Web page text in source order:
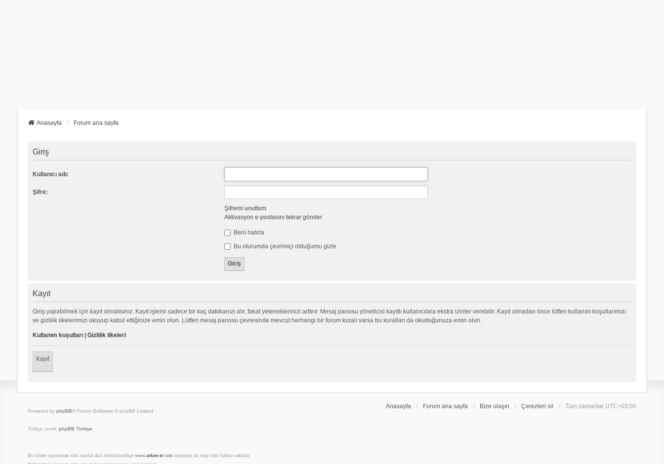
Anasayfa Forum ana sayfa
Giriş
Kullanıcı adı:
Şifre:
Şifremi unuttum
Aktivasyon e-postasını tekrar gönder
Beni hatırla
Bu oturumda çevrimiçi olduğumu gizle
Kayıt
Giriş yapabilmek için kayıt olmalısınız. Kayıt işlemi sadece bir kaç dakikanızı alır, fakat yeteneklerinizi arttırır. Mesaj panosu yöneticisi kayıtlı kullanıcılara ekstra izinler verebilir. Kayıt olmadan önce lütfen kullanım koşullarımızı
ve gizlilik ilkelerimizi okuyup kabul ettiğinize emin olun. Lütfen mesaj panosu çevresinde mevcut herhangi bir forum kuralı varsa bu kuralları da okuduğunuza emin olun.
Kullanım koşulları| Gizlilik ilkeleri
Kayıt
Anasayfa Forum ana sayfa Bize ulaşın Çerezleri sil Tüm zamanlar UTC+03:00
Powered by phpBB® Forum Software © phpBB Limited
Türkçe çeviri: phpBB Türkiye
Bu sitede yayınlanan tüm yazılar aksi belirtilmedikçe www.arkeo-tr.com üyelerine ait olup tüm hakları saklıdır.